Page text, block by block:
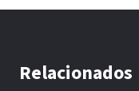
Relacionados